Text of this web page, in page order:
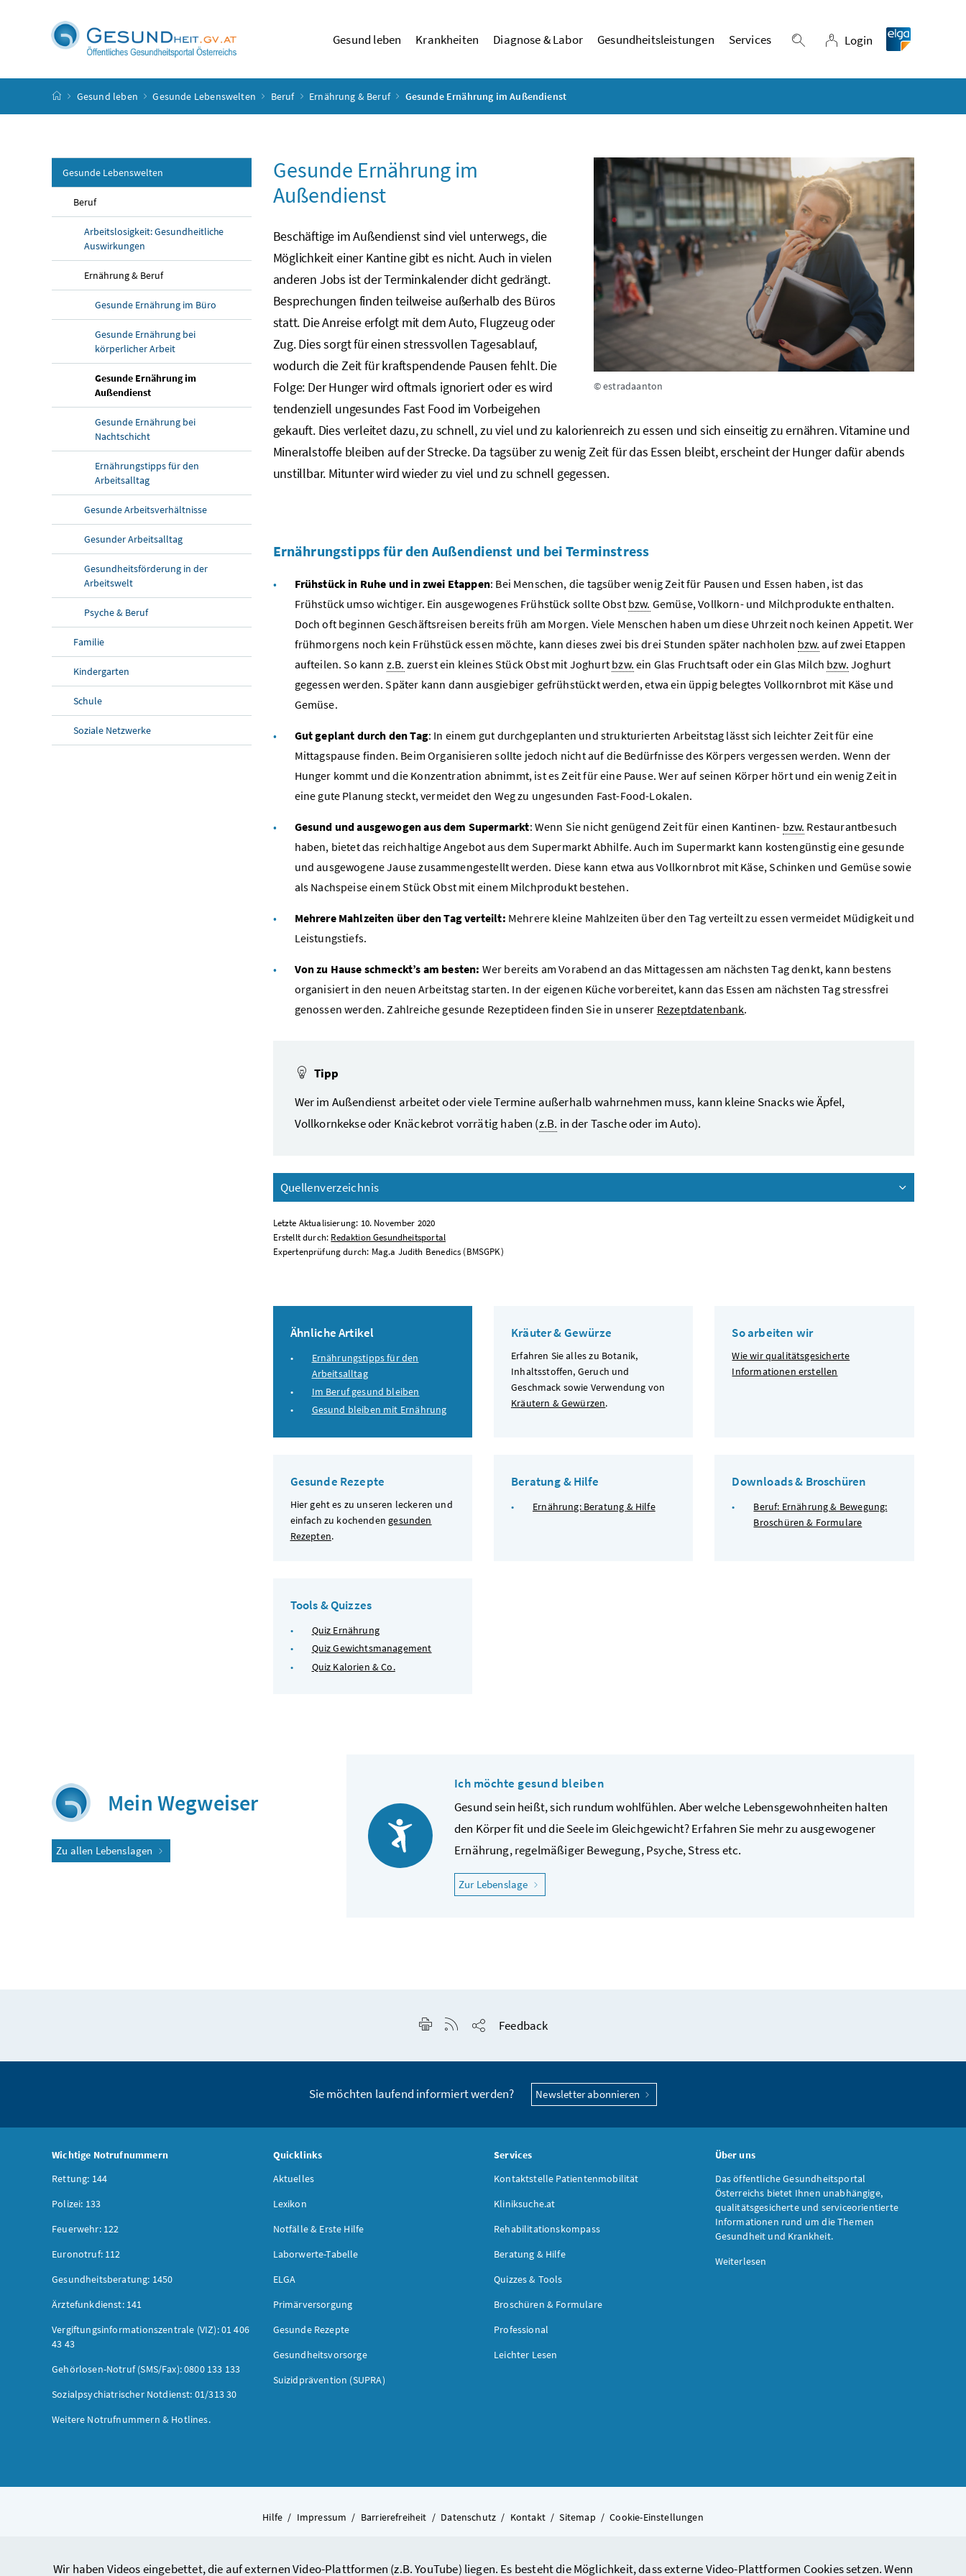
Wir haben Videos eingebettet, die auf externen Video-Plattformen (z.B. YouTube) liegen. Es besteht die Möglichkeit, dass externe Video-Plattformen Cookies setzen. Wenn
Gesund leben Krankheiten Diagnose & Labor Gesundheitsleistungen Services Suche einblenden
Login
Login
Startseite
Gesund leben Gesunde Lebenswelten Beruf Ernährung & Beruf Gesunde Ernährung im Außendienst
Gesunde Lebenswelten
Beruf
Arbeitslosigkeit: Gesundheitliche
Auswirkungen
Ernährung & Beruf
Gesunde Ernährung im Büro
Gesunde Ernährung bei
körperlicher Arbeit
Gesunde Ernährung im
Außendienst
Gesunde Ernährung bei
Nachtschicht
Ernährungstipps für den
Arbeitsalltag
Gesunde Arbeitsverhältnisse
Gesunder Arbeitsalltag
Gesundheitsförderung in der
Arbeitswelt
Psyche & Beruf
Familie
Kindergarten
Schule
Soziale Netzwerke
© estradaanton
Gesunde Ernährung im
Außendienst
Beschäftige im Außendienst sind viel unterwegs, die
Möglichkeit einer Kantine gibt es nicht. Auch in vielen
anderen Jobs ist der Terminkalender dicht gedrängt.
Besprechungen finden teilweise außerhalb des Büros
statt. Die Anreise erfolgt mit dem Auto, Flugzeug oder
Zug. Dies sorgt für einen stressvollen Tagesablauf,
wodurch die Zeit für kraftspendende Pausen fehlt. Die
Folge: Der Hunger wird oftmals ignoriert oder es wird
tendenziell ungesundes Fast Food im Vorbeigehen
gekauft. Dies verleitet dazu, zu schnell, zu viel und zu kalorienreich zu essen und sich einseitig zu ernähren. Vitamine und
Mineralstoffe bleiben auf der Strecke. Da tagsüber zu wenig Zeit für das Essen bleibt, erscheint der Hunger dafür abends
unstillbar. Mitunter wird wieder zu viel und zu schnell gegessen.
Ernährungstipps für den Außendienst und bei Terminstress
Frühstück in Ruhe und in zwei Etappen: Bei Menschen, die tagsüber wenig Zeit für Pausen und Essen haben, ist das
Frühstück umso wichtiger. Ein ausgewogenes Frühstück sollte Obst bzw. Gemüse, Vollkorn- und Milchprodukte enthalten.
Doch oft beginnen Geschäftsreisen bereits früh am Morgen. Viele Menschen haben um diese Uhrzeit noch keinen Appetit. Wer
frühmorgens noch kein Frühstück essen möchte, kann dieses zwei bis drei Stunden später nachholen bzw. auf zwei Etappen
aufteilen. So kann z.B. zuerst ein kleines Stück Obst mit Joghurt bzw. ein Glas Fruchtsaft oder ein Glas Milch bzw. Joghurt
gegessen werden. Später kann dann ausgiebiger gefrühstückt werden, etwa ein üppig belegtes Vollkornbrot mit Käse und
Gemüse.
Gut geplant durch den Tag: In einem gut durchgeplanten und strukturierten Arbeitstag lässt sich leichter Zeit für eine
Mittagspause finden. Beim Organisieren sollte jedoch nicht auf die Bedürfnisse des Körpers vergessen werden. Wenn der
Hunger kommt und die Konzentration abnimmt, ist es Zeit für eine Pause. Wer auf seinen Körper hört und ein wenig Zeit in
eine gute Planung steckt, vermeidet den Weg zu ungesunden Fast-Food-Lokalen.
Gesund und ausgewogen aus dem Supermarkt: Wenn Sie nicht genügend Zeit für einen Kantinen- bzw. Restaurantbesuch
haben, bietet das reichhaltige Angebot aus dem Supermarkt Abhilfe. Auch im Supermarkt kann kostengünstig eine gesunde
und ausgewogene Jause zusammengestellt werden. Diese kann etwa aus Vollkornbrot mit Käse, Schinken und Gemüse sowie
als Nachspeise einem Stück Obst mit einem Milchprodukt bestehen.
Mehrere Mahlzeiten über den Tag verteilt: Mehrere kleine Mahlzeiten über den Tag verteilt zu essen vermeidet Müdigkeit und
Leistungstiefs.
Von zu Hause schmeckt’s am besten: Wer bereits am Vorabend an das Mittagessen am nächsten Tag denkt, kann bestens
organisiert in den neuen Arbeitstag starten. In der eigenen Küche vorbereitet, kann das Essen am nächsten Tag stressfrei
genossen werden. Zahlreiche gesunde Rezeptideen finden Sie in unserer Rezeptdatenbank.
Tipp
Wer im Außendienst arbeitet oder viele Termine außerhalb wahrnehmen muss, kann kleine Snacks wie Äpfel,
Vollkornkekse oder Knäckebrot vorrätig haben (z.B. in der Tasche oder im Auto).
Quellenverzeichnis
Letzte Aktualisierung: 10. November 2020
Erstellt durch: Redaktion Gesundheitsportal
Expertenprüfung durch: Mag.a Judith Benedics (BMSGPK)
Ähnliche Artikel
Ernährungstipps für den
Arbeitsalltag
Im Beruf gesund bleiben
Gesund bleiben mit Ernährung
Kräuter & Gewürze
Erfahren Sie alles zu Botanik,
Inhaltsstoffen, Geruch und
Geschmack sowie Verwendung von
Kräutern & Gewürzen.
So arbeiten wir
Wie wir qualitätsgesicherte
Informationen erstellen
Gesunde Rezepte
Hier geht es zu unseren leckeren und
einfach zu kochenden gesunden
Rezepten.
Beratung & Hilfe
Ernährung: Beratung & Hilfe
Downloads & Broschüren
Beruf: Ernährung & Bewegung:
Broschüren & Formulare
Tools & Quizzes
Quiz Ernährung
Quiz Gewichtsmanagement
Quiz Kalorien & Co.
Mein Wegweiser
Zu allen Lebenslagen
Ich möchte gesund bleiben
Gesund sein heißt, sich rundum wohlfühlen. Aber welche Lebensgewohnheiten halten
den Körper fit und die Seele im Gleichgewicht? Erfahren Sie mehr zu ausgewogener
Ernährung, regelmäßiger Bewegung, Psyche, Stress etc.
Zur Lebenslage "Ich möchte gesund bleiben"
Seite drucken
RSS-Feed anzeigen
Feedback
Sie möchten laufend informiert werden? Newsletter abonnieren
Wichtige Notrufnummern
Rettung: 144
Polizei: 133
Feuerwehr: 122
Euronotruf: 112
Gesundheitsberatung: 1450
Ärztefunkdienst: 141
Vergiftungsinformationszentrale (VIZ): 01 406
43 43
Gehörlosen-Notruf (SMS/Fax): 0800 133 133
Sozialpsychiatrischer Notdienst: 01/313 30
Weitere Notrufnummern & Hotlines.
Quicklinks
Aktuelles
Lexikon
Notfälle & Erste Hilfe
Laborwerte-Tabelle
ELGA
Primärversorgung
Gesunde Rezepte
Gesundheitsvorsorge
Suizidprävention (SUPRA)
Services
Kontaktstelle Patientenmobilität
Kliniksuche.at
Rehabilitationskompass
Beratung & Hilfe
Quizzes & Tools
Broschüren & Formulare
Professional
Leichter Lesen
Über uns
Das öffentliche Gesundheitsportal
Österreichs bietet Ihnen unabhängige,
qualitätsgesicherte und serviceorientierte
Informationen rund um die Themen
Gesundheit und Krankheit.
Weiterlesen
Hilfe / Impressum / Barrierefreiheit / Datenschutz / Kontakt / Sitemap / Cookie-Einstellungen